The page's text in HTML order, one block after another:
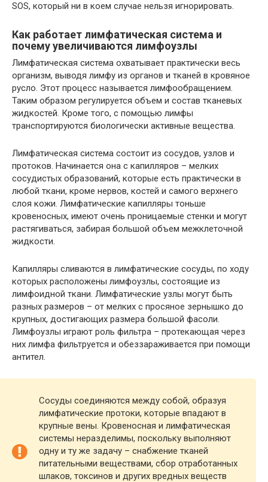
SOS, который ни в коем случае нельзя игнорировать.
Как работает лимфатическая система и
почему увеличиваются лимфоузлы
Лимфатическая система охватывает практически весь
организм, выводя лимфу из органов и тканей в кровяное
русло. Этот процесс называется лимфообращением.
Таким образом регулируется объем и состав тканевых
жидкостей. Кроме того, с помощью лимфы
транспортируются биологически активные вещества.
Лимфатическая система состоит из сосудов, узлов и
протоков. Начинается она с капилляров – мелких
сосудистых образований, которые есть практически в
любой ткани, кроме нервов, костей и самого верхнего
слоя кожи. Лимфатические капилляры тоньше
кровеносных, имеют очень проницаемые стенки и могут
растягиваться, забирая большой объем межклеточной
жидкости.
Капилляры сливаются в лимфатические сосуды, по ходу
которых расположены лимфоузлы, состоящие из
лимфоидной ткани. Лимфатические узлы могут быть
разных размеров – от мелких с просяное зернышко до
крупных, достигающих размера большой фасоли.
Лимфоузлы играют роль фильтра – протекающая через
них лимфа фильтруется и обеззараживается при помощи
антител.
Сосуды соединяются между собой, образуя
лимфатические протоки, которые впадают в
крупные вены. Кровеносная и лимфатическая
системы неразделимы, поскольку выполняют
одну и ту же задачу – снабжение тканей
питательными веществами, сбор отработанных
шлаков, токсинов и других вредных веществ